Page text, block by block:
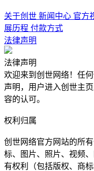
关于创世 新闻中心 官方
展历程 付款方式
法律声明
法律声明
欢迎来到创世网络！任
声明，用户进入创世主
容的认可。
权利归属
创世网络官方网站的所
标、图片、照片、视频
有权利（包括版权、商